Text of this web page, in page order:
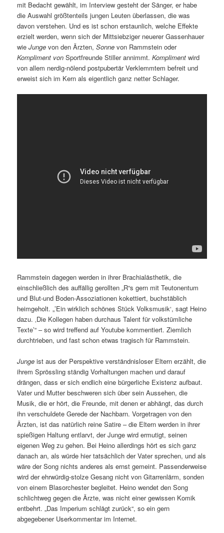
mit Bedacht gewählt, im Interview gesteht der Sänger, er habe
die Auswahl größtenteils jungen Leuten überlassen, die was
davon verstehen. Und es ist schon erstaunlich, welche Effekte
erzielt werden, wenn sich der Mittsiebziger neuerer Gassenhauer
wieJunge von den Ärzten,Sonne von Rammstein oder
Kompliment vonSportfreunde Stiller annimmt.Kompliment wird
von allem nerdig-nölend postpubertär Verklemmtem befreit und
erweist sich im Kern als eigentlich ganz netter Schlager.
Rammstein dagegen werden in ihrer Brachialästhetik, die
einschließlich des auffällig gerollten „R“s gern mit Teutonentum
und Blut-und Boden-Assoziationen kokettiert, buchstäblich
heimgeholt. „’Ein wirklich schönes Stück Volksmusik‘, sagt Heino
dazu. ‚Die Kollegen haben durchaus Talent für volkstümliche
Texte’“ – so wird treffend auf Youtube kommentiert. Ziemlich
durchtrieben, und fast schon etwas tragisch für Rammstein.
Junge ist aus der Perspektive verständnisloser Eltern erzählt, die
ihrem Sprössling ständig Vorhaltungen machen und darauf
drängen, dass er sich endlich eine bürgerliche Existenz aufbaut.
Vater und Mutter beschweren sich über sein Aussehen, die
Musik, die er hört, die Freunde, mit denen er abhängt, das durch
ihn verschuldete Gerede der Nachbarn. Vorgetragen von den
Ärzten, ist das natürlich reine Satire – die Eltern werden in ihrer
spießigen Haltung entlarvt, der Junge wird ermutigt, seinen
eigenen Weg zu gehen. Bei Heino allerdings hört es sich ganz
danach an, als würde hier tatsächlich der Vater sprechen, und als
wäre der Song nichts anderes als ernst gemeint. Passenderweise
wird der ehrwürdig-stolze Gesang nicht von Gitarrenlärm, sonden
von einem Blasorchester begleitet. Heino wendet den Song
schlichtweg gegen die Ärzte, was nicht einer gewissen Komik
entbehrt. „Das Imperium schlägt zurück“, so ein gern
abgegebener Userkommentar im Internet.